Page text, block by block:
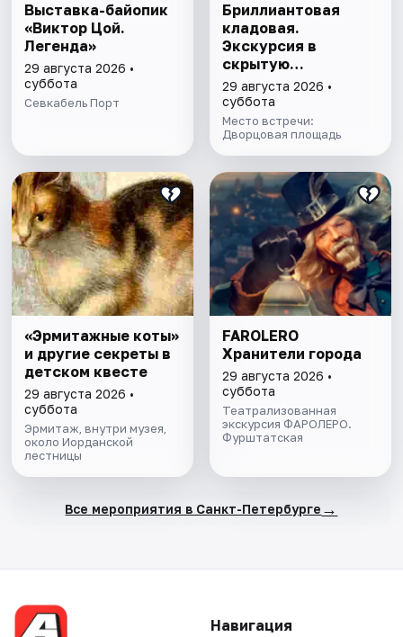
Выставка-байопик
«Виктор Цой.
Легенда»
29 августа 2026 •
суббота
Севкабель Порт
Бриллиантовая
кладовая.
Экскурсия в
скрытую
сокровищницу
Эрмитажа с
билетом в музей
29 августа 2026 •
суббота
Место встречи:
Дворцовая площадь
«Эрмитажные коты»
и другие секреты в
детском квесте
29 августа 2026 •
суббота
Эрмитаж, внутри музея,
около Иорданской
лестницы
FAROLERO
Хранители города
29 августа 2026 •
суббота
Театрализованная
экскурсия ФАРОЛЕРО.
Фурштатская
Все мероприятия в Санкт-Петербурге →
Навигация